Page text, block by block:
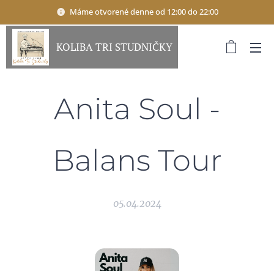
Máme otvorené denne od 12:00 do 22:00
KOLIBA TRI STUDNIČKY
Anita Soul -
Balans Tour
05.04.2024